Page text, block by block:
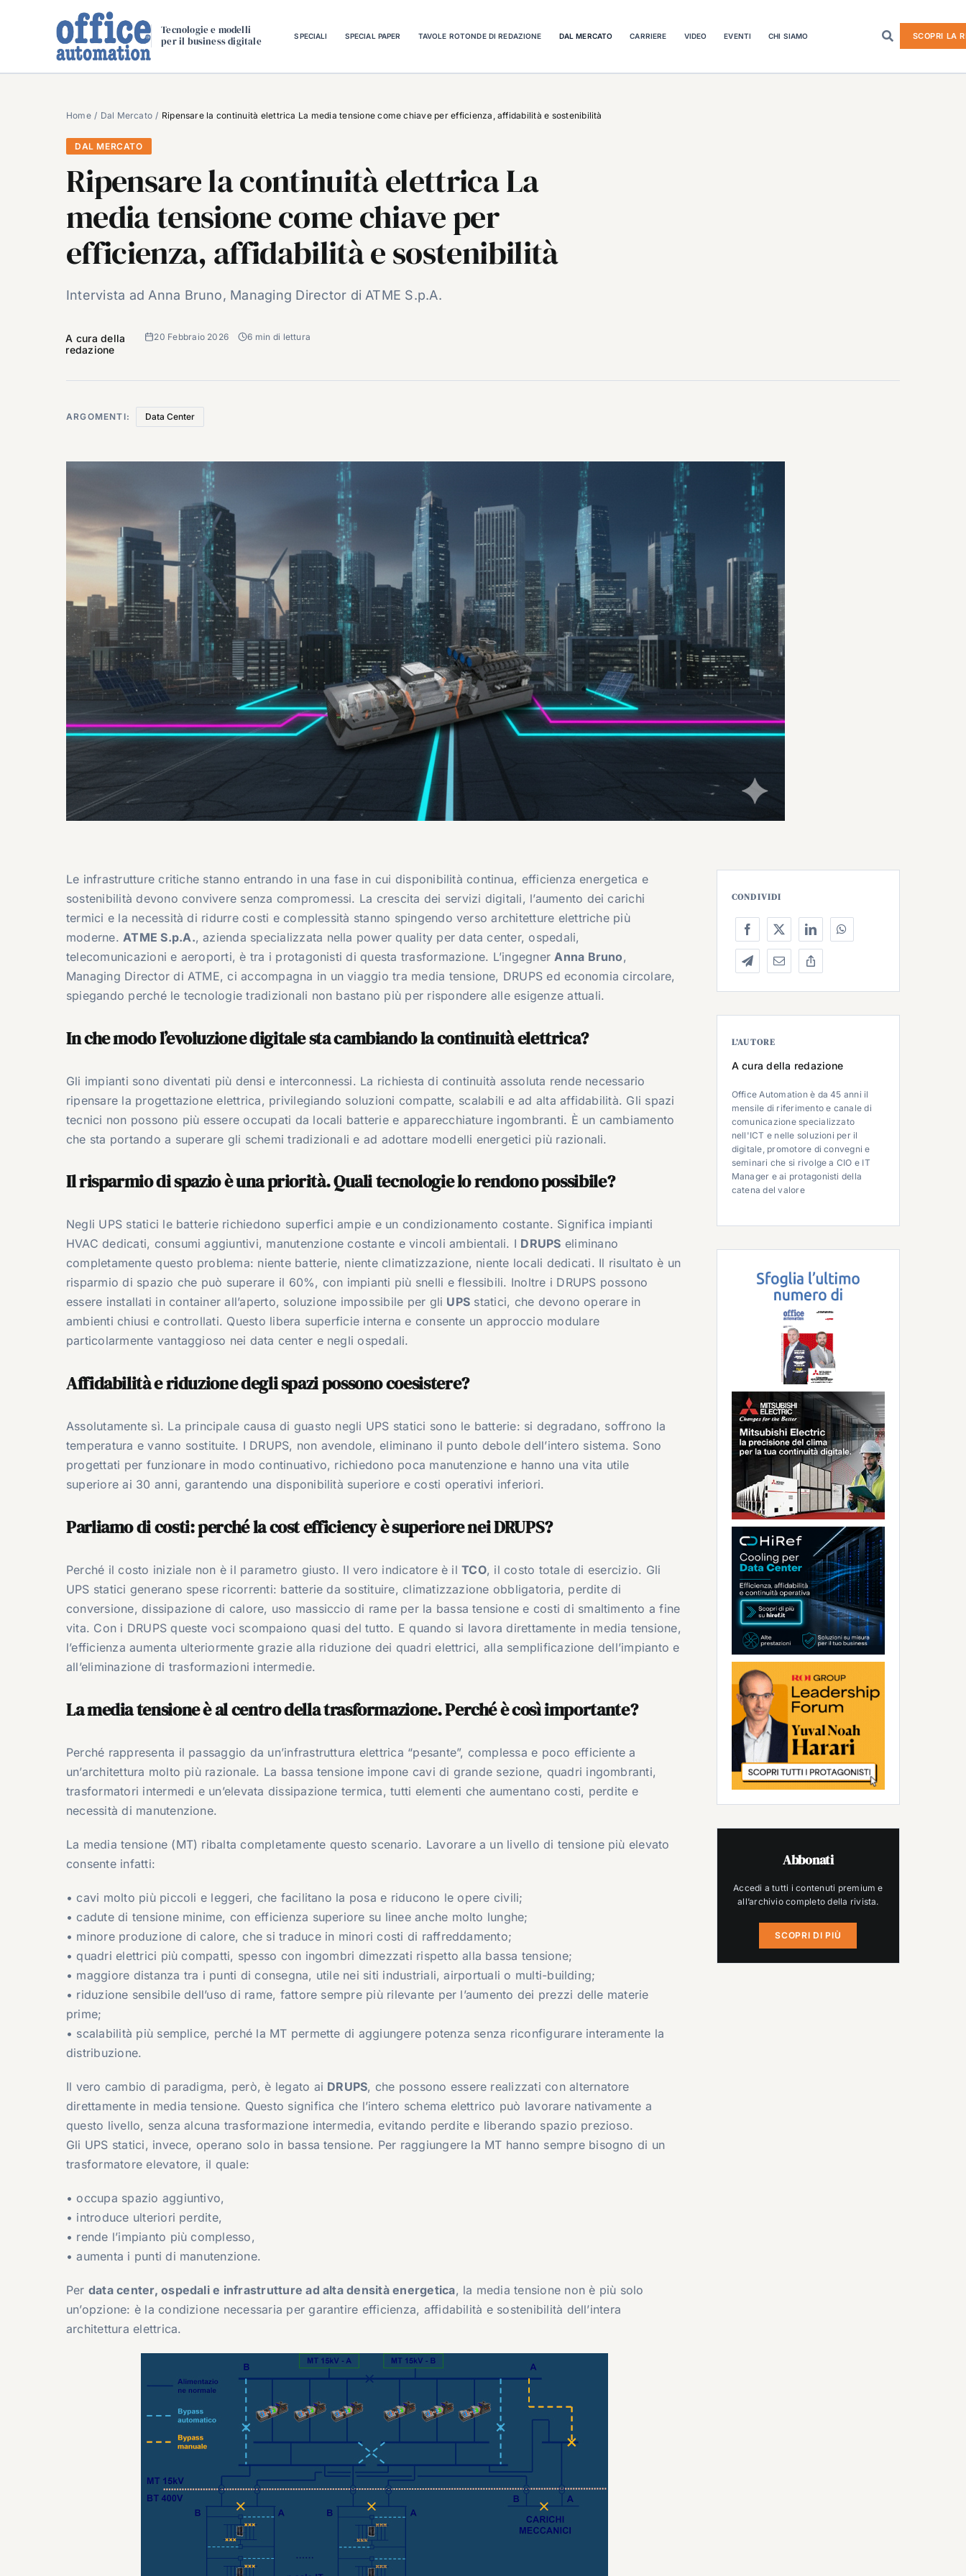
Tecnologie e modelli
per il business digitale
SPECIALI SPECIAL PAPER TAVOLE ROTONDE DI REDAZIONE DAL MERCATO CARRIERE VIDEO EVENTI CHI SIAMO SCOPRI LA
Home Dal Mercato Ripensare la continuità elettrica La media tensione come chiave per efficienza, affidabilità e sostenibilità
DAL MERCATO
Ripensare la continuità elettrica La
media tensione come chiave per
efficienza, affidabilità e sostenibilità
Intervista ad Anna Bruno, Managing Director di ATME S.p.A.
A cura della
redazione
20 Febbraio 2026 6 min di lettura
ARGOMENTI: Data Center
Le infrastrutture critiche stanno entrando in una fase in cui disponibilità continua, efficienza energetica e
sostenibilità devono convivere senza compromessi. La crescita dei servizi digitali, l’aumento dei carichi
termici e la necessità di ridurre costi e complessità stanno spingendo verso architetture elettriche più
moderne. ATME S.p.A., azienda specializzata nella power quality per data center, ospedali,
telecomunicazioni e aeroporti, è tra i protagonisti di questa trasformazione. L’ingegner Anna Bruno,
Managing Director di ATME, ci accompagna in un viaggio tra media tensione, DRUPS ed economia circolare,
spiegando perché le tecnologie tradizionali non bastano più per rispondere alle esigenze attuali.
In che modo l’evoluzione digitale sta cambiando la continuità elettrica?
Gli impianti sono diventati più densi e interconnessi. La richiesta di continuità assoluta rende necessario
ripensare la progettazione elettrica, privilegiando soluzioni compatte, scalabili e ad alta affidabilità. Gli spazi
tecnici non possono più essere occupati da locali batterie e apparecchiature ingombranti. È un cambiamento
che sta portando a superare gli schemi tradizionali e ad adottare modelli energetici più razionali.
Il risparmio di spazio è una priorità. Quali tecnologie lo rendono possibile?
Negli UPS statici le batterie richiedono superfici ampie e un condizionamento costante. Significa impianti
HVAC dedicati, consumi aggiuntivi, manutenzione costante e vincoli ambientali. I DRUPS eliminano
completamente questo problema: niente batterie, niente climatizzazione, niente locali dedicati. Il risultato è un
risparmio di spazio che può superare il 60%, con impianti più snelli e flessibili. Inoltre i DRUPS possono
essere installati in container all’aperto, soluzione impossibile per gli UPS statici, che devono operare in
ambienti chiusi e controllati. Questo libera superficie interna e consente un approccio modulare
particolarmente vantaggioso nei data center e negli ospedali.
Affidabilità e riduzione degli spazi possono coesistere?
Assolutamente sì. La principale causa di guasto negli UPS statici sono le batterie: si degradano, soffrono la
temperatura e vanno sostituite. I DRUPS, non avendole, eliminano il punto debole dell’intero sistema. Sono
progettati per funzionare in modo continuativo, richiedono poca manutenzione e hanno una vita utile
superiore ai 30 anni, garantendo una disponibilità superiore e costi operativi inferiori.
Parliamo di costi: perché la cost efficiency è superiore nei DRUPS?
Perché il costo iniziale non è il parametro giusto. Il vero indicatore è ilTCO, il costo totale di esercizio. Gli
UPS statici generano spese ricorrenti: batterie da sostituire, climatizzazione obbligatoria, perdite di
conversione, dissipazione di calore, uso massiccio di rame per la bassa tensione e costi di smaltimento a fine
vita. Con i DRUPS queste voci scompaiono quasi del tutto. E quando si lavora direttamente in media tensione,
l’efficienza aumenta ulteriormente grazie alla riduzione dei quadri elettrici, alla semplificazione dell’impianto e
all’eliminazione di trasformazioni intermedie.
La media tensione è al centro della trasformazione. Perché è così importante?
Perché rappresenta il passaggio da un’infrastruttura elettrica “pesante”, complessa e poco efficiente a
un’architettura molto più razionale. La bassa tensione impone cavi di grande sezione, quadri ingombranti,
trasformatori intermedi e un’elevata dissipazione termica, tutti elementi che aumentano costi, perdite e
necessità di manutenzione.
La media tensione (MT) ribalta completamente questo scenario. Lavorare a un livello di tensione più elevato
consente infatti:
• cavi molto più piccoli e leggeri, che facilitano la posa e riducono le opere civili;
• cadute di tensione minime, con efficienza superiore su linee anche molto lunghe;
• minore produzione di calore, che si traduce in minori costi di raffreddamento;
• quadri elettrici più compatti, spesso con ingombri dimezzati rispetto alla bassa tensione;
• maggiore distanza tra i punti di consegna, utile nei siti industriali, airportuali o multi-building;
• riduzione sensibile dell’uso di rame, fattore sempre più rilevante per l’aumento dei prezzi delle materie
prime;
• scalabilità più semplice, perché la MT permette di aggiungere potenza senza riconfigurare interamente la
distribuzione.
Il vero cambio di paradigma, però, è legato ai DRUPS, che possono essere realizzati con alternatore
direttamente in media tensione. Questo significa che l’intero schema elettrico può lavorare nativamente a
questo livello, senza alcuna trasformazione intermedia, evitando perdite e liberando spazio prezioso.
Gli UPS statici, invece, operano solo in bassa tensione. Per raggiungere la MT hanno sempre bisogno di un
trasformatore elevatore, il quale:
• occupa spazio aggiuntivo,
• introduce ulteriori perdite,
• rende l’impianto più complesso,
• aumenta i punti di manutenzione.
Per data center, ospedali e infrastrutture ad alta densità energetica, la media tensione non è più solo
un’opzione: è la condizione necessaria per garantire efficienza, affidabilità e sostenibilità dell’intera
architettura elettrica.
CONDIVIDI
L’AUTORE
A cura della redazione
Office Automation è da 45 anni il
mensile di riferimento e canale di
comunicazione specializzato
nell'ICT e nelle soluzioni per il
digitale, promotore di convegni e
seminari che si rivolge a CIO e IT
Manager e ai protagonisti della
catena del valore
Abbonati
Accedi a tutti i contenuti premium e
all’archivio completo della rivista.
SCOPRI DI PIÙ